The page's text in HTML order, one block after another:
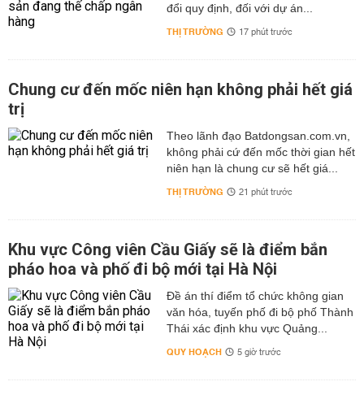
đổi quy định, đối với dự án...
THỊ TRƯỜNG 17 phút trước
Chung cư đến mốc niên hạn không phải hết giá
trị
Theo lãnh đạo Batdongsan.com.vn,
không phải cứ đến mốc thời gian hết
niên hạn là chung cư sẽ hết giá...
THỊ TRƯỜNG 21 phút trước
Khu vực Công viên Cầu Giấy sẽ là điểm bắn
pháo hoa và phố đi bộ mới tại Hà Nội
Đề án thí điểm tổ chức không gian
văn hóa, tuyến phố đi bộ phố Thành
Thái xác định khu vực Quảng...
QUY HOẠCH 5 giờ trước